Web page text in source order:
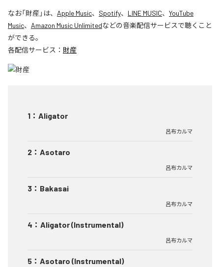
なお「財産」は、 Apple Music、 Spotify、 LINE MUSIC、 YouTube
Music、 Amazon Music Unlimitedなどの音楽配信サービスで聴くこと
ができる。
各配信サービス： 財産
1 ： Aligator
呂布カルマ
2 ： Asotaro
呂布カルマ
3 ： Bakasai
呂布カルマ
4 ： Aligator (Instrumental)
呂布カルマ
5 ： Asotaro (Instrumental)